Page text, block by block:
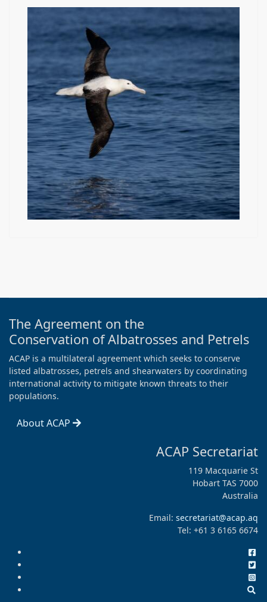
The Agreement on the
Conservation of Albatrosses and Petrels
ACAP is a multilateral agreement which seeks to conserve
listed albatrosses, petrels and shearwaters by coordinating
international activity to mitigate known threats to their
populations.
About ACAP
ACAP Secretariat
119 Macquarie St
Hobart TAS 7000
Australia
Email: secretariat@acap.aq
Tel: +61 3 6165 6674